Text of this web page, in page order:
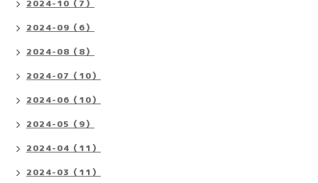
2024-10（7）
2024-09（6）
2024-08（8）
2024-07（10）
2024-06（10）
2024-05（9）
2024-04（11）
2024-03（11）